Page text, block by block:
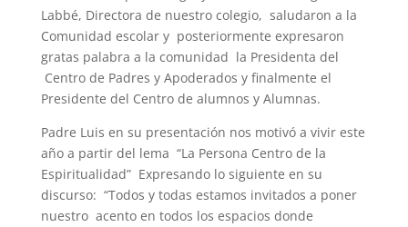
Labbé, Directora de nuestro colegio, saludaron a la
Comunidad escolar y posteriormente expresaron
gratas palabra a la comunidad la Presidenta del
Centro de Padres y Apoderados y finalmente el
Presidente del Centro de alumnos y Alumnas.
Padre Luis en su presentación nos motivó a vivir este
año a partir del lema “La Persona Centro de la
Espiritualidad” Expresando lo siguiente en su
discurso: “Todos y todas estamos invitados a poner
nuestro acento en todos los espacios donde